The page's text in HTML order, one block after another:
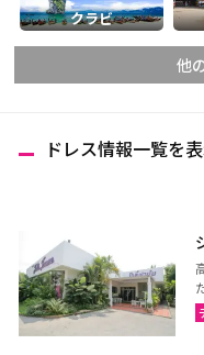
クラビ
他
ランプーン
ターク
ピッサヌローク
ナーン
ドレス情報一覧を